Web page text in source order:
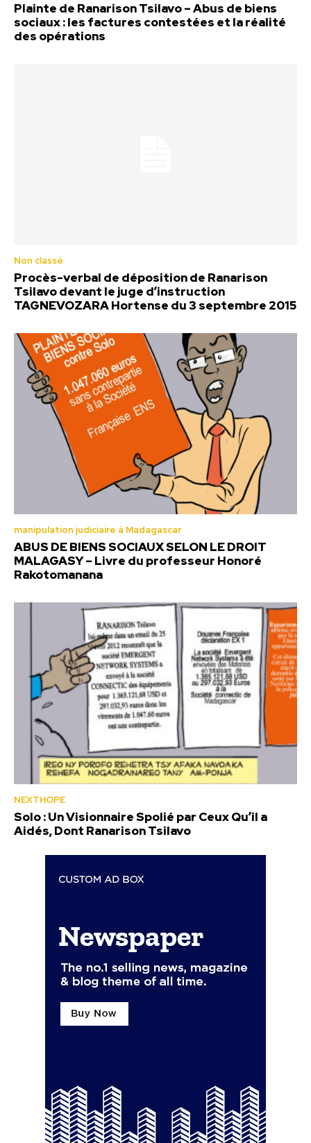
Plainte de Ranarison Tsilavo – Abus de biens
sociaux : les factures contestées et la réalité
des opérations
Non classé
Procès-verbal de déposition de Ranarison
Tsilavo devant le juge d’instruction
TAGNEVOZARA Hortense du 3 septembre 2015
manipulation judiciaire à Madagascar
ABUS DE BIENS SOCIAUX SELON LE DROIT
MALAGASY – Livre du professeur Honoré
Rakotomanana
NEXTHOPE
Solo : Un Visionnaire Spolié par Ceux Qu’il a
Aidés, Dont Ranarison Tsilavo